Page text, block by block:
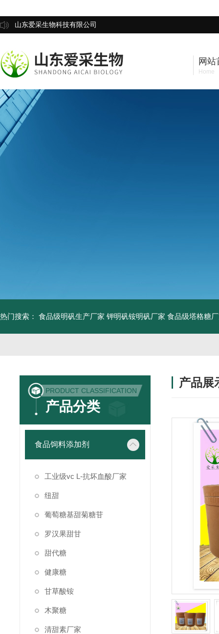
山东爱采生物科技有限公司
网站
Home
热门搜索： 食品级明矾生产厂家 钾明矾铵明矾厂家 食品级塔格糖
PRODUCT CLASSIFICATION
产品分类
食品饲料添加剂
工业级vc L-抗坏血酸厂家
纽甜
葡萄糖基甜菊糖苷
罗汉果甜甘
甜代糖
健康糖
甘草酸铵
木聚糖
清甜素厂家
产品展